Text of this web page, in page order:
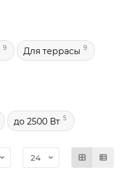
9 Для террасы 9
до 2500 Вт 5